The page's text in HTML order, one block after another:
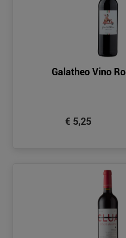
Galatheo Vino
€ 5,25